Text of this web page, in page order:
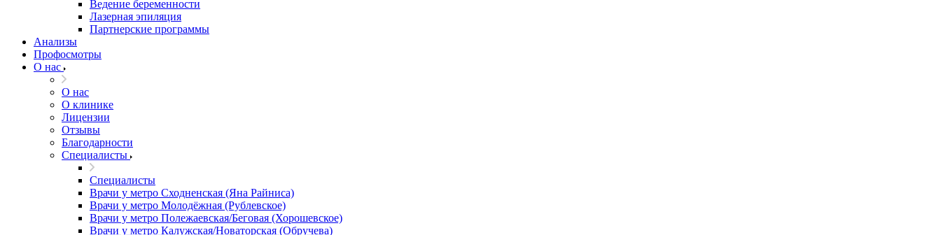
Ведение беременности
Лазерная эпиляция
Партнерские программы
Анализы
Профосмотры
О нас
О нас
О клинике
Лицензии
Отзывы
Благодарности
Специалисты
Специалисты
Врачи у метро Сходненская (Яна Райниса)
Врачи у метро Молодёжная (Рублевское)
Врачи у метро Полежаевская/Беговая (Хорошевское)
Врачи у метро Калужская/Новаторская (Обручева)